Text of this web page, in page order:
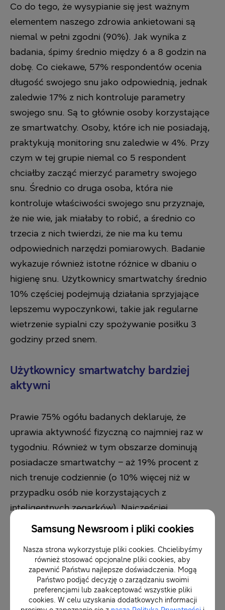
Co do tego, że wysypianie się jest ważnym
elementem naszego zdrowia ankietowani są
niemal w pełni zgodni (90%). Jak wynika z
badania, śpimy średnio między 6 a 8 godzin na
dobę. Co ciekawe, 57% respondentów ocenia
długość swojego snu jako odpowiednią, jednak
zaledwie 17% z nich kontroluje parametry
swojego snu. Są to głównie osoby korzystające
ze smartwatchy. Osoby, które ich nie posiadają,
praktykują monitoring snu zaledwie w 4%. Przy
czym w tej grupie niemal co 5 respondent
chciałby zacząć mierzyć parametry swojego
snu. Średnio co druga osoba, która nie
kontroluje właściwości swojego snu przyznaje,
że nie wie, jak miałaby to robić, a średnio co
trzecia z nich twierdzi, że nie ma ku temu
odpowiednich narzędzi pomiarowych. Badanie
wykazuje również istotne różnice w dbaniu o
higienę snu. Użytkownicy smartwatchy średnio
10% częściej podejmują działania sprzyjające
lepszemu wypoczynkowi, takie jak regularne
wietrzenie sypialni czy spożywanie posiłku 3
godziny przed snem.
Użytkownicy smartwatchy bardziej
aktywni
Prawie 75% ogółu badanych deklaruje, że
uprawia aktywność fizyczną co najmniej raz w
tygodniu. Również w tym obszarze dominują
posiadacze smartwatchy – aż 19% procent z
nich trenuje codziennie (o 10% więcej niż w
przypadku osób nie korzystających z
inteligentnych zegarków). Najczęściej
podejmowane przez badanych formy
aktywności to spacery (53%), jazda na rowerze
(43%), gimnastyka (28%) oraz bieganie (26%), a
blisko połowa z nich jest zadowolona z poziomu
swojej sprawności fizycznej. Co znamienne,
posiadacze smartwatchy lepiej oceniają poziom
Samsung Newsroom i pliki cookies
Nasza strona wykorzystuje pliki cookies. Chcielibyśmy
również stosować opcjonalne pliki cookies, aby
zapewnić Państwu najlepsze doświadczenia. Mogą
Państwo podjąć decyzję o zarządzaniu swoimi
preferencjami lub zaakceptować wszystkie pliki
cookies. W celu uzyskania dodatkowych informacji